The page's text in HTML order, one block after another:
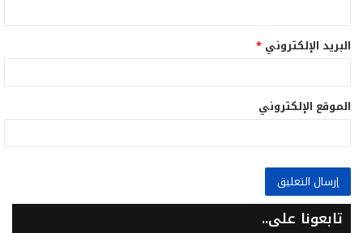
البريد الإلكتروني *
الموقع الإلكتروني
تابعونا على..